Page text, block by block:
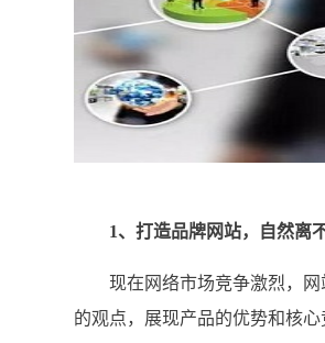
1、打造品牌网站，自然离
现在网络市场竞争激烈，网
的观点，展现产品的优势和核